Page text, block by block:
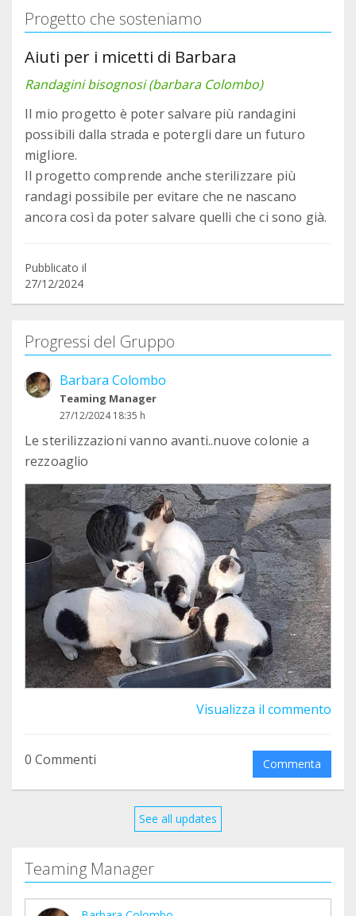
Progetto che sosteniamo
Aiuti per i micetti di Barbara
Randagini bisognosi (barbara Colombo)
Il mio progetto è poter salvare più randagini
possibili dalla strada e potergli dare un futuro
migliore.
Il progetto comprende anche sterilizzare più
randagi possibile per evitare che ne nascano
ancora così da poter salvare quelli che ci sono già.
Pubblicato il
27/12/2024
Progressi del Gruppo
Barbara Colombo
Teaming Manager
27/12/2024 18:35 h
Le sterilizzazioni vanno avanti..nuove colonie a
rezzoaglio
Visualizza il commento
0 Commenti Commenta
See all updates
Teaming Manager